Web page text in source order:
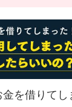
を借りて